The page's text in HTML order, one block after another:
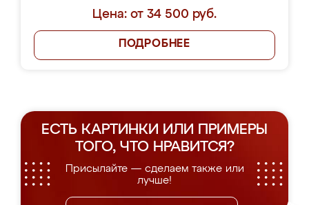
Цена: от 34 500 руб.
ПОДРОБНЕЕ
ЕСТЬ КАРТИНКИ ИЛИ ПРИМЕРЫ
ТОГО, ЧТО НРАВИТСЯ?
Присылайте — сделаем также или
лучше!